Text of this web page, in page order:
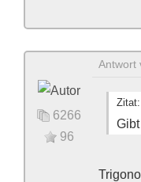
6266
96
Antwort
Zitat: